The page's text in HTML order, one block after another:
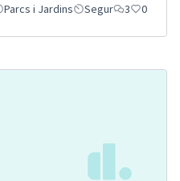
Parcs i Jardins Segur 3 0